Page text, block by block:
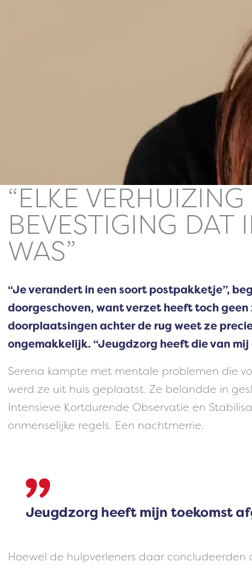
Stop het doorplaatsen
“ELKE
BEVESTIGING DAT
WAS”
“Je verandert in een soort postpakketje”,
doorgeschoven, want verzet heeft toch
doorplaatsingen achter de rug weet ze
ongemakkelijk. “Jeugdzorg heeft die van
Serena kampte met mentale problemen die
werd ze uit huis geplaatst. Ze belandde in
Intensieve Kortdurende Observatie en
onmenselijke regels. Een nachtmerrie.
Jeugdzorg heeft mijn toekomst
Hoewel de hulpverleners daar